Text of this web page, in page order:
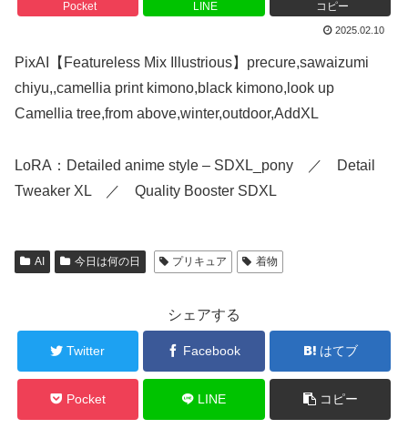
Pocket LINE コピー
2025.02.10
PixAI【Featureless Mix Illustrious】precure,sawaizumi
chiyu,,camellia print kimono,black kimono,look up
Camellia tree,from above,winter,outdoor,AddXL
LoRA：Detailed anime style – SDXL_pony ／ Detail
Tweaker XL ／ Quality Booster SDXL
AI 今日は何の日 プリキュア 着物
シェアする
Twitter Facebook はてブ
Pocket LINE コピー